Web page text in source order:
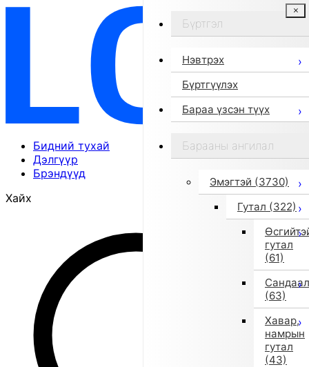
Бидний тухай
Дэлгүүр
Брэндүүд
Хайх
Бүртгэл
Нэвтрэх
Бүртгүүлэх
Бараа үзсэн түүх
Барааны ангилал
Эмэгтэй (3730)
Гутал (322)
гутал
(61)
Сандаал
(63)
Хавар,
намрын
гутал
(43)